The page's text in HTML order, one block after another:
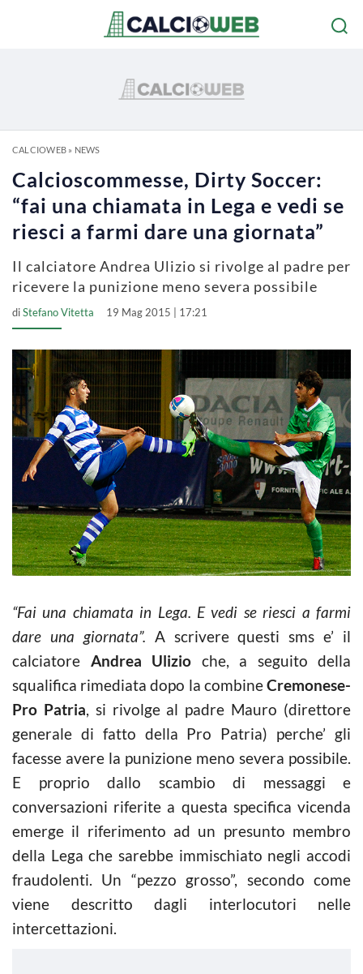
CALCIOWEB» NEWS
Calcioscommesse, Dirty Soccer:
“fai una chiamata in Lega e vedi se
riesci a farmi dare una giornata”
Il calciatore Andrea Ulizio si rivolge al padre per
ricevere la punizione meno severa possibile
diStefano Vitetta 19 Mag 2015 | 17:21
“Fai una chiamata in Lega. E vedi se riesci a farmi
dare una giornata”. A scrivere questi sms e’ il
calciatore Andrea Ulizio che, a seguito della
squalifica rimediata dopo la combineCremonese-
Pro Patria, si rivolge al padre Mauro (direttore
generale di fatto della Pro Patria) perche’ gli
facesse avere la punizione meno severa possibile.
E proprio dallo scambio di messaggi e
conversazioni riferite a questa specifica vicenda
emerge il riferimento ad un presunto membro
della Lega che sarebbe immischiato negli accodi
fraudolenti. Un “pezzo grosso”, secondo come
viene descritto dagli interlocutori nelle
intercettazioni.